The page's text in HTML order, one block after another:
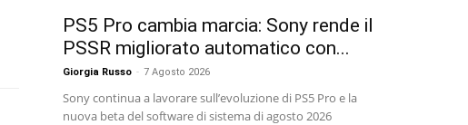
PS5 Pro cambia marcia: Sony rende il
PSSR migliorato automatico con...
Giorgia Russo - 7 Agosto 2026
Sony continua a lavorare sull’evoluzione di PS5 Pro e la
nuova beta del software di sistema di agosto 2026